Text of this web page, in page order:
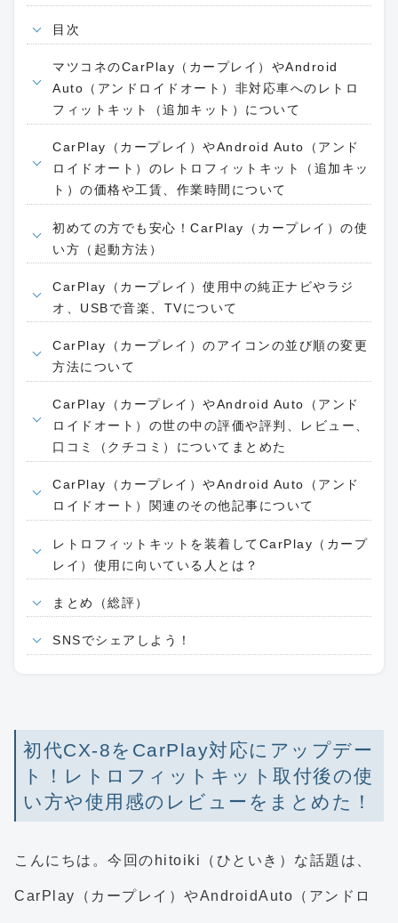
目次
マツコネのCarPlay（カープレイ）やAndroid
Auto（アンドロイドオート）非対応車へのレトロ
フィットキット（追加キット）について
CarPlay（カープレイ）やAndroid Auto（アンド
ロイドオート）のレトロフィットキット（追加キッ
ト）の価格や工賃、作業時間について
初めての方でも安心！CarPlay（カープレイ）の使
い方（起動方法）
CarPlay（カープレイ）使用中の純正ナビやラジ
オ、USBで音楽、TVについて
CarPlay（カープレイ）のアイコンの並び順の変更
方法について
CarPlay（カープレイ）やAndroid Auto（アンド
ロイドオート）の世の中の評価や評判、レビュー、
口コミ（クチコミ）についてまとめた
CarPlay（カープレイ）やAndroid Auto（アンド
ロイドオート）関連のその他記事について
レトロフィットキットを装着してCarPlay（カープ
レイ）使用に向いている人とは？
まとめ（総評）
SNSでシェアしよう！
初代CX-8をCarPlay対応にアップデー
ト！レトロフィットキット取付後の使
い方や使用感のレビューをまとめた！
こんにちは。今回のhitoiki（ひといき）な話題は、
CarPlay（カープレイ）やAndroidAuto（アンドロ